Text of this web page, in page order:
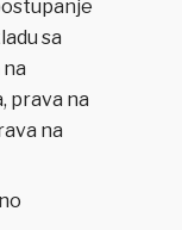
desio 25.
godine
sa
prava na
na